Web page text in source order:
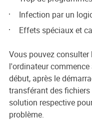
Infection par un
Effets spéciaux et
Vous pouvez
l'ordinateur
début, après le
transférant des
solution respective
problème.